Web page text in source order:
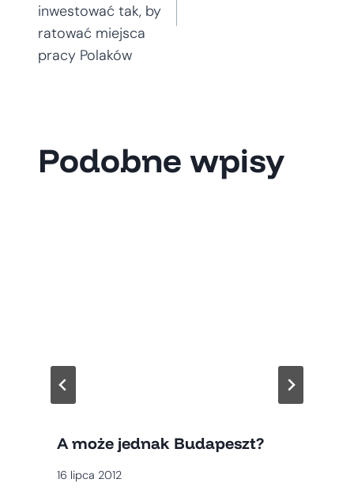
inwestować tak, by
ratować miejsca
pracy Polaków
Podobne wpisy
A może jednak Budapeszt?
16 lipca 2012